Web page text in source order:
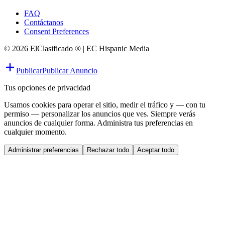
FAQ
Contáctanos
Consent Preferences
© 2026 ElClasificado ® | EC Hispanic Media
PublicarPublicar Anuncio
Tus opciones de privacidad
Usamos cookies para operar el sitio, medir el tráfico y — con tu
permiso — personalizar los anuncios que ves. Siempre verás
anuncios de cualquier forma. Administra tus preferencias en
cualquier momento.
Administrar preferencias Rechazar todo Aceptar todo